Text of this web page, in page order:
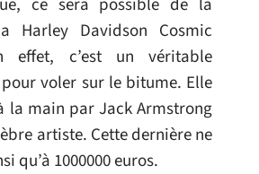
ce sera possible de la
Harley Davidson Cosmic
effet, c’est un véritable
voler sur le bitume. Elle
la main par Jack Armstrong
artiste. Cette dernière ne
qu’à 1000000 euros.